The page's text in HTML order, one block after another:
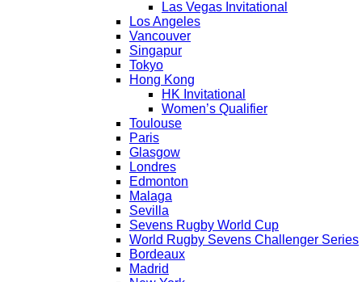
Las Vegas Invitational
Los Angeles
Vancouver
Singapur
Tokyo
Hong Kong
HK Invitational
Women’s Qualifier
Toulouse
Paris
Glasgow
Londres
Edmonton
Malaga
Sevilla
Sevens Rugby World Cup
World Rugby Sevens Challenger Series
Bordeaux
Madrid